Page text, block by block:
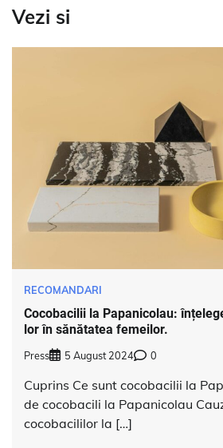
Vezi si
RECOMANDARI
Cocobacilii la Papanicolau:
lor în sănătatea femeilor.
Press 5 August 2024 0
Cuprins Ce sunt cocobacilii la
de cocobacili la Papanicolau
cocobacililor la […]